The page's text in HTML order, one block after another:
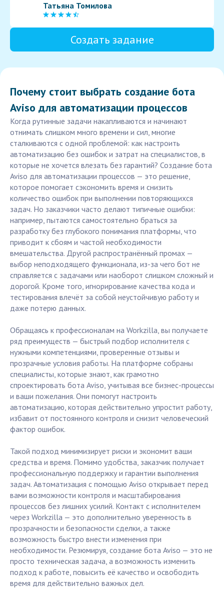
Татьяна Томилова
Создать задание
Почему стоит выбрать создание бота
Aviso для автоматизации процессов
Когда рутинные задачи накапливаются и начинают
отнимать слишком много времени и сил, многие
сталкиваются с одной проблемой: как настроить
автоматизацию без ошибок и затрат на специалистов, в
которые не хочется влезать без гарантий? Создание бота
Aviso для автоматизации процессов — это решение,
которое помогает сэкономить время и снизить
количество ошибок при выполнении повторяющихся
задач. Но заказчики часто делают типичные ошибки:
например, пытаются самостоятельно браться за
разработку без глубокого понимания платформы, что
приводит к сбоям и частой необходимости
вмешательства. Другой распространённый промах —
выбор неподходящего функционала, из-за чего бот не
справляется с задачами или наоборот слишком сложный и
дорогой. Кроме того, игнорирование качества кода и
тестирования влечёт за собой неустойчивую работу и
даже потерю данных.
Обращаясь к профессионалам на Workzilla, вы получаете
ряд преимуществ — быстрый подбор исполнителя с
нужными компетенциями, проверенные отзывы и
прозрачные условия работы. На платформе собраны
специалисты, которые знают, как грамотно
спроектировать бота Aviso, учитывая все бизнес-процессы
и ваши пожелания. Они помогут настроить
автоматизацию, которая действительно упростит работу,
избавит от постоянного контроля и снизит человеческий
фактор ошибок.
Такой подход минимизирует риски и экономит ваши
средства и время. Помимо удобства, заказчик получает
профессиональную поддержку и гарантии выполнения
задач. Автоматизация с помощью Aviso открывает перед
вами возможности контроля и масштабирования
процессов без лишних усилий. Контакт с исполнителем
через Workzilla — это дополнительно уверенность в
прозрачности и безопасности сделки, а также
возможность быстро внести изменения при
необходимости. Резюмируя, создание бота Aviso — это не
просто техническая задача, а возможность изменить
подход к работе, повысить её качество и освободить
время для действительно важных дел.